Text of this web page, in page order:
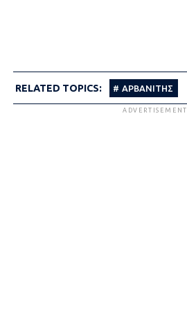
RELATED TOPICS: ΑΡΒΑΝΊΤΗΣ
ADVERTISEMENT